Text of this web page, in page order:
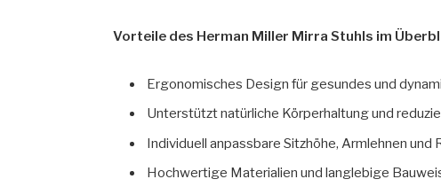
Vorteile des Herman Miller Mirra Stuhls im
Ergonomisches Design für gesundes und
Unterstützt natürliche Körperhaltung und
Individuell anpassbare Sitzhöhe, Armlehnen und
Hochwertige Materialien und langlebige